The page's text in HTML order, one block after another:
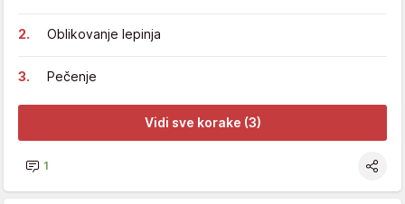
Oblikovanje lepinja
Pečenje
Vidi sve korake (3)
1